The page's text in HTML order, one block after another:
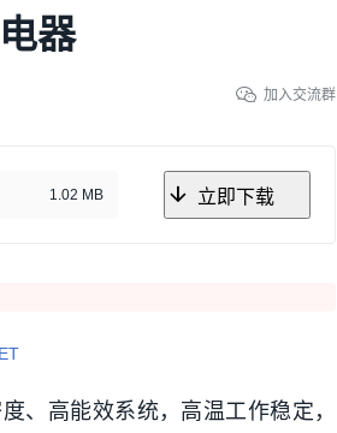
器
加入交流群
1.02 MB 立即下载
、高能效系统，高温工作稳定，